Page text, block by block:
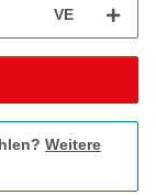
VE
Weitere